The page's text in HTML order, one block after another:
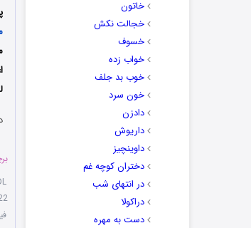
خاتون
خجالت نکش
خسوف
خواب زده
خوب بد جلف
خون سرد
دادزن
داریوش
داوینچیز
دختران کوچه غم
در انتهای شب
دراکولا
دست به مهره